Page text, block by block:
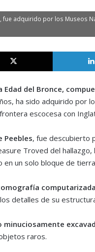
adquirido por los Museos
X
del Bronce,
ha sido adquirido por
escocesa con
Peebles, fue descubierto
Troved del
en un solo bloque de
detalles de su
minuciosamente
raros.